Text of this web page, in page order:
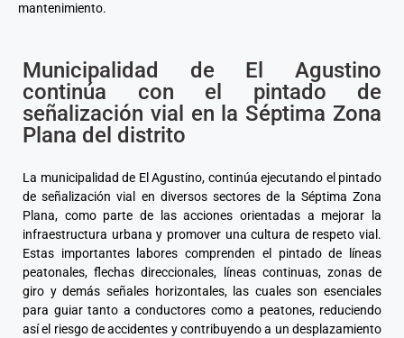
mantenimiento.
Municipalidad de El Agustino
continúa con el pintado de
señalización vial en la Séptima Zona
Plana del distrito
La municipalidad de El Agustino, continúa ejecutando el pintado
de señalización vial en diversos sectores de la Séptima Zona
Plana, como parte de las acciones orientadas a mejorar la
infraestructura urbana y promover una cultura de respeto vial.
Estas importantes labores comprenden el pintado de líneas
peatonales, flechas direccionales, líneas continuas, zonas de
giro y demás señales horizontales, las cuales son esenciales
para guiar tanto a conductores como a peatones, reduciendo
así el riesgo de accidentes y contribuyendo a un desplazamiento